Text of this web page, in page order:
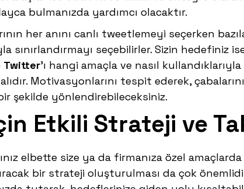
bulmanızda yardımcı olacaktır.
her anını canlı tweetlemeyi seçerken
sınırlandırmayı seçebilirler. Sizin hedefiniz
Twitter’ı hangi amaçla ve nasıl
Motivasyonlarını tespit ederek,
şekilde yönlendirebileceksiniz.
Etkili Strateji ve
elbette size ya da firmanıza özel
bir strateji oluşturulması da çok